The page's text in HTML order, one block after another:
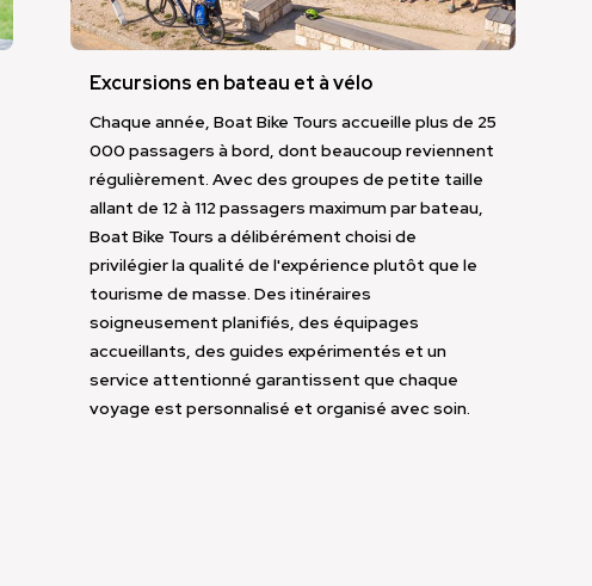
Industrie
Voyages, hôtellerie et Tourisme
Excursions en bateau et à vélo
Chaque année, Boat Bike Tours accueille plus de 25
000 passagers à bord, dont beaucoup reviennent
régulièrement. Avec des groupes de petite taille
allant de 12 à 112 passagers maximum par bateau,
Boat Bike Tours a délibérément choisi de
privilégier la qualité de l'expérience plutôt que le
tourisme de masse. Des itinéraires
soigneusement planifiés, des équipages
accueillants, des guides expérimentés et un
service attentionné garantissent que chaque
voyage est personnalisé et organisé avec soin.